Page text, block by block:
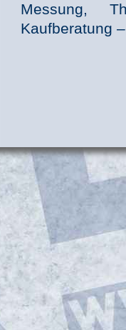
Messung,
Kaufberatung